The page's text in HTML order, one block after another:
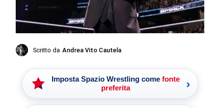
Scritto da Andrea Vito Cautela
Imposta Spazio Wrestling come fonte
preferita
›